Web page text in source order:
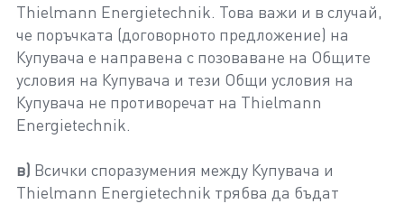
Thielmann Energietechnik. Това важи и в случай,
че поръчката (договорното предложение) на
Купувача е направена с позоваване на Общите
условия на Купувача и тези Общи условия на
Купувача не противоречат на Thielmann
Energietechnik.
в) Всички споразумения между Купувача и
Thielmann Energietechnik трябва да бъдат